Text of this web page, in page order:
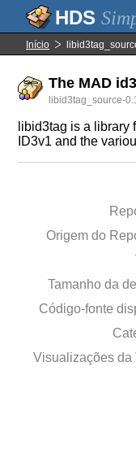
Início
The MAD
libid3tag_source-
libid3tag is a library
ID3v1 and the
Origem do
Tamanho da
Código-fonte
Visualizações da